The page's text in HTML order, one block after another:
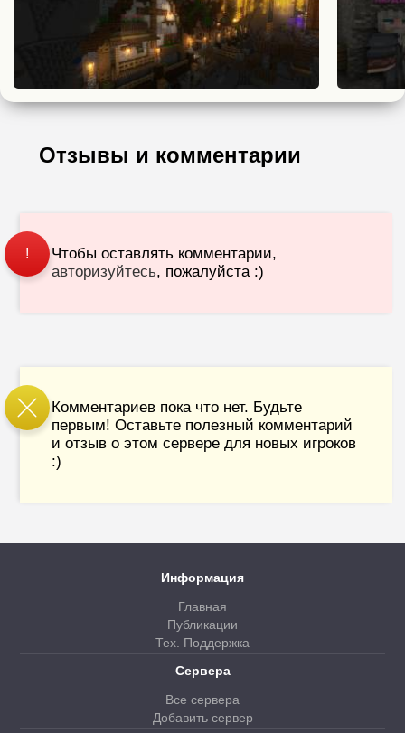
Отзывы и комментарии
!
Чтобы оставлять комментарии,
авторизуйтесь, пожалуйста :)
Комментариев пока что нет. Будьте
первым! Оставьте полезный комментарий
и отзыв о этом сервере для новых игроков
:)
Информация
Главная
Публикации
Тех. Поддержка
Сервера
Все сервера
Добавить сервер